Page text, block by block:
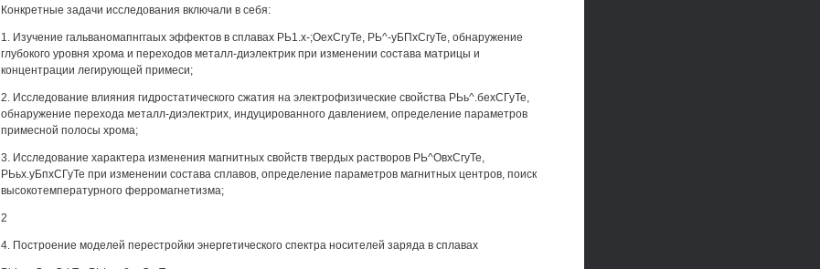
Конкретные задачи исследования включали в себя:
1. Изучение гальваномапнггаых эффектов в сплавах РЬ1.х-;ОехСгуТе, РЬ^-уБПхСгуТе, обнаружение
глубокого уровня хрома и переходов металл-диэлектрик при изменении состава матрицы и
концентрации легирующей примеси;
2. Исследование влияния гидростатического сжатия на электрофизические свойства РЬь^.бехСГуТе,
обнаружение перехода металл-диэлектрих, индуцированного давлением, определение параметров
примесной полосы хрома;
3. Исследование характера изменения магнитных свойств твердых растворов РЬ^ОвхСгуТе,
РЬьх.уБпхСГуТе при изменении состава сплавов, определение параметров магнитных центров, поиск
высокотемпературного ферромагнетизма;
2
4. Построение моделей перестройки энергетического спектра носителей заряда в сплавах